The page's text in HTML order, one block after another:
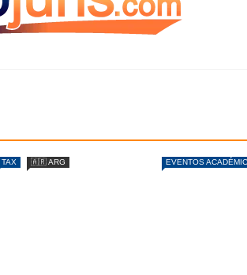
TAX 🇦🇷 ARG EVENTOS